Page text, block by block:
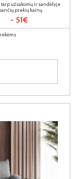
užsakomų ir sandėlyje
prekių kainų
- 51€